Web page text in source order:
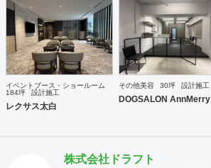
イベントブース・ショールーム
184坪
設計施工
レクサス太白
その他美容 30坪 設計施工
DOGSALON AnnMerry
株式会社ドラフト